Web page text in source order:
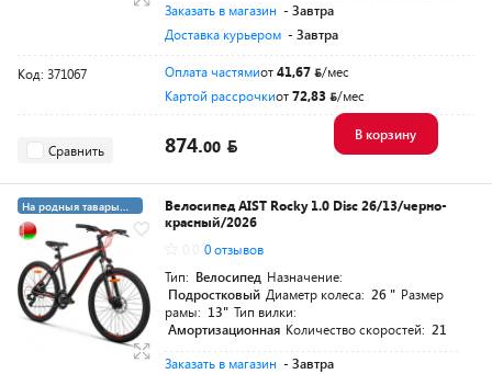
Заказать в магазин - Завтра
Доставка курьером - Завтра
Код: 371067 Оплата частямиот41,67
/мес
Картой рассрочкиот72,83 /мес
Сравнить 874.00
В корзину
На родныя тавары
4%
Велосипед AIST Rocky 1.0 Disc 26/13/черно-
красный/2026
0 отзывов
Тип: Велосипед Назначение:
Подростковый Диаметр колеса: 26 " Размер
рамы: 13" Тип вилки:
Амортизационная Количество скоростей: 21
Заказать в магазин - Завтра